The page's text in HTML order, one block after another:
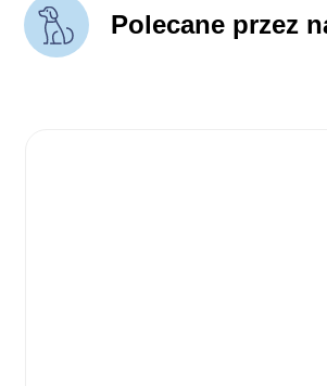
Polecane przez